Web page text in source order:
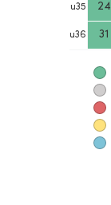
u35 24
u36 31